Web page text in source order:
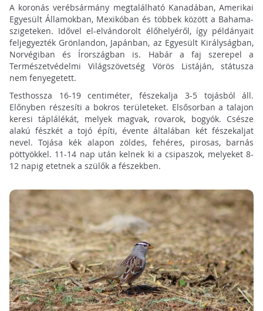
A koronás verébsármány megtalálható Kanadában, Amerikai
Egyesült Államokban, Mexikóban és többek között a Bahama-
szigeteken. Idővel el-elvándorolt élőhelyéről, így példányait
feljegyezték Grönlandon, Japánban, az Egyesült Királyságban,
Norvégiban és Írországban is. Habár a faj szerepel a
Természetvédelmi Világszövetség Vörös Listáján, státusza
nem fenyegetett.
Testhossza 16-19 centiméter, fészekalja 3-5 tojásból áll.
Előnyben részesíti a bokros területeket. Elsősorban a talajon
keresi táplálékát, melyek magvak, rovarok, bogyók. Csésze
alakú fészkét a tojó építi, évente általában két fészekaljat
nevel. Tojása kék alapon zöldes, fehéres, pirosas, barnás
pöttyökkel. 11-14 nap után kelnek ki a csipaszok, melyeket 8-
12 napig etetnek a szülők a fészekben.